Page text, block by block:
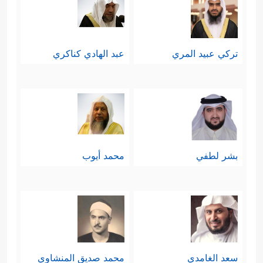
خَـٰشِعِینَ مِنَ ٱلذُّلِّ یَنظُرُونَ مِن طَرۡفٍ خَفِیࣲّۗ وَقَالَ ٱلَّذِینَ
ءَامَنُوۤاْ إِنَّ ٱلۡخَـٰسِرِینَ ٱلَّذِینَ خَسِرُوۤاْ أَنفُسَهُمۡ وَأَهۡلِیهِمۡ
یَوۡمَ ٱلۡقِیَـٰمَةِۗ أَلَاۤ إِنَّ ٱلظَّـٰلِمِینَ فِی عَذَابࣲ مُّقِیمࣲ﴿٤٥﴾
وَمَا كَانَ لَهُم مِّنۡ أَوۡلِیَاۤءَ یَنصُرُونَهُم مِّن دُونِ ٱلـلَّـهِۗ وَمَن
یُضۡلِلِ ٱللَّهُ فَمَا لَهُۥ مِن سَبِیلٍ﴾
ثامنًا: توجيه الدعوة لهؤلاء المكذِّبين
استجاب هؤلاء المؤمنون، وهي دعوةٌ
مقرونةٌ بالتحذير من مغبَّة الإعراض
والعناد﴿ٱسۡتَجِیبُواْ لِرَبِّكُم مِّن قَبۡلِ أَن یَأۡتِیَ یَوۡمࣱ لَّا
تركي عبيد المري عبد الهادي كناكري
بشر لطفي محمد أيوب
سعد الغامدي محمد صديق المنشاوي